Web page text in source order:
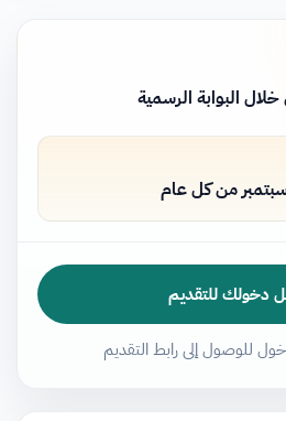
البوابة الرسمية
دخولك للتقديم
للوصول إلى رابط التقديم